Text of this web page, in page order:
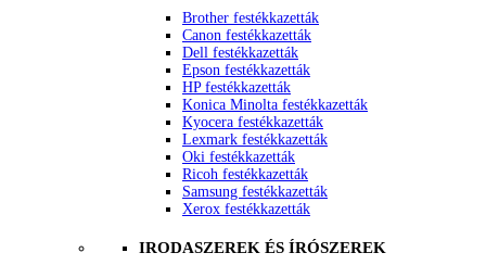
Brother festékkazetták
Canon festékkazetták
Dell festékkazetták
Epson festékkazetták
HP festékkazetták
Konica Minolta festékkazetták
Kyocera festékkazetták
Lexmark festékkazetták
Oki festékkazetták
Ricoh festékkazetták
Samsung festékkazetták
Xerox festékkazetták
IRODASZEREK ÉS ÍRÓSZEREK